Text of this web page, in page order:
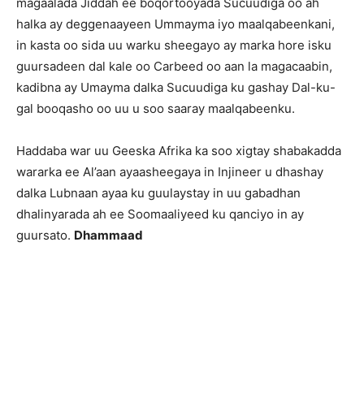
halka ay deggenaayeen Ummayma iyo maalqabeenkani,
in kasta oo sida uu warku sheegayo ay marka hore isku
guursadeen dal kale oo Carbeed oo aan la magacaabin,
kadibna ay Umayma dalka Sucuudiga ku gashay Dal-ku-
gal booqasho oo uu u soo saaray maalqabeenku.
Haddaba war uu Geeska Afrika ka soo xigtay shabakadda
wararka ee Al’aan ayaasheegaya in Injineer u dhashay
dalka Lubnaan ayaa ku guulaystay in uu gabadhan
dhalinyarada ah ee Soomaaliyeed ku qanciyo in ay
guursato. Dhammaad